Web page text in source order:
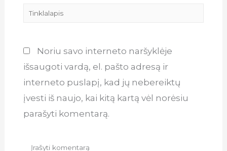
Tinklalapis
Noriu savo interneto naršyklėje
išsaugoti vardą, el. pašto adresą ir
interneto puslapį, kad jų nebereiktų
įvesti iš naujo, kai kitą kartą vėl norėsiu
parašyti komentarą.